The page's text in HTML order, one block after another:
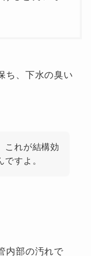
ち、下水の臭い
これが結構効
すよ。
内部の汚れで